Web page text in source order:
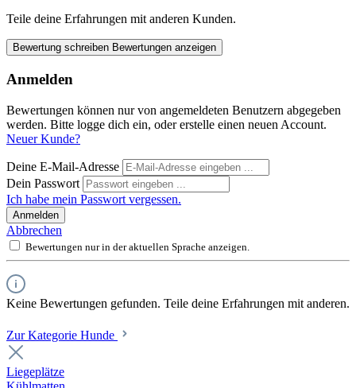
Teile deine Erfahrungen mit anderen Kunden.
Bewertung schreiben Bewertungen anzeigen
Anmelden
Bewertungen können nur von angemeldeten Benutzern abgegeben
werden. Bitte logge dich ein, oder erstelle einen neuen Account.
Neuer Kunde?
Deine E-Mail-Adresse
Dein Passwort
Ich habe mein Passwort vergessen.
Anmelden
Abbrechen
Bewertungen nur in der aktuellen Sprache anzeigen.
Keine Bewertungen gefunden. Teile deine Erfahrungen mit anderen.
Zur Kategorie Hunde
Liegeplätze